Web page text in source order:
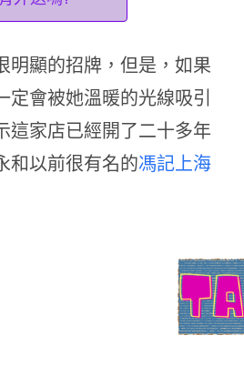
明顯的招牌，但是，如果
定會被她溫暖的光線吸引
這家店已經開了二十多年
和以前很有名的馮記上海